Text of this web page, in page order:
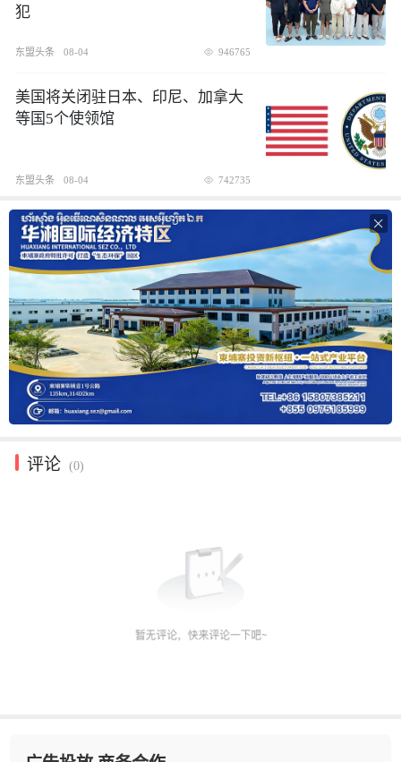
犯
东盟头条 08-04 946765
美国将关闭驻日本、印尼、加拿大
等国5个使领馆
东盟头条 08-04 742735

评论 (0)